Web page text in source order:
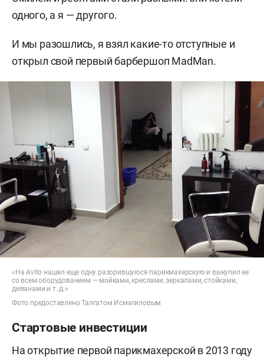
одного, а я — другого.
И мы разошлись, я взял какие-то отступные и
открыл свой первый барбершоп MadMan.
«На Avito нашел еще одну разорившуюся парикмахерскую и выкупил ее
со всем оборудованием — мойками, креслами, зеркалами, стойками,
диванами и т. д.»
Фото предоставлено Талгатом Исмагиловым
Стартовые инвестиции
На открытие первой парикмахерской в 2013 году